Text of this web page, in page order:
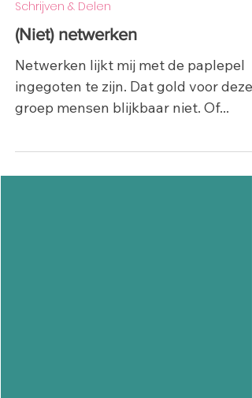
Nov 3, 2023 2 min read
Schrijven & Delen
(Niet) netwerken
Netwerken lijkt mij met de paplepel
groep mensen blijkbaar niet. Of...